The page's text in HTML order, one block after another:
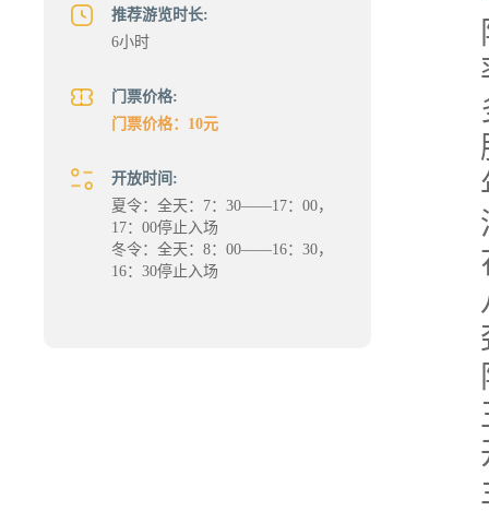
推荐游览时长:
6小时
门票价格:
门票价格：10元
开放时间:
夏令：全天：7：30——17：00，
17：00停止入场
冬令：全天：8：00——16：30，
16：30停止入场